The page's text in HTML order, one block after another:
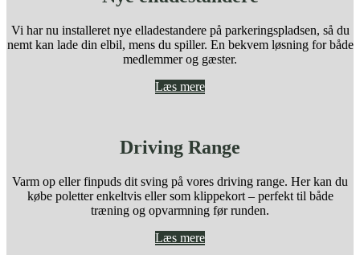
Vi har nu installeret nye elladestandere på parkeringspladsen, så du
nemt kan lade din elbil, mens du spiller. En bekvem løsning for både
medlemmer og gæster.
Læs mere
Driving Range
Varm op eller finpuds dit sving på vores driving range. Her kan du
købe poletter enkeltvis eller som klippekort – perfekt til både
træning og opvarmning før runden.
Læs mere